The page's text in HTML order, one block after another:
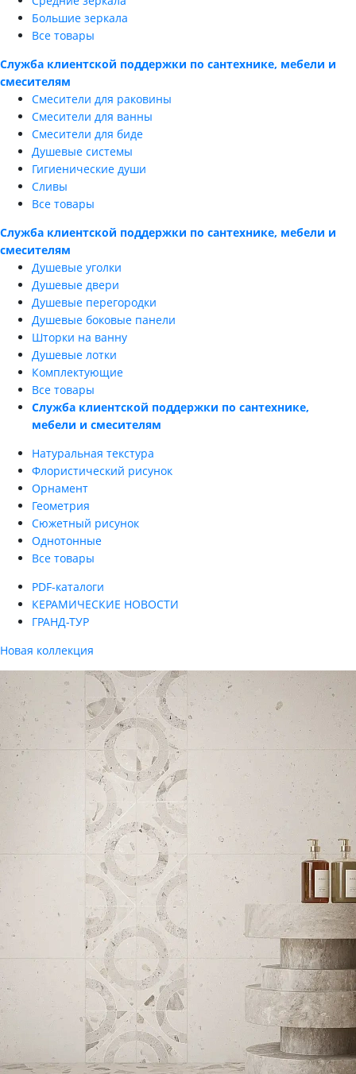
Большие зеркала
Все товары
Служба клиентской поддержки по сантехнике, мебели и
смесителям
Смесители для раковины
Смесители для ванны
Смесители для биде
Душевые системы
Гигиенические души
Сливы
Все товары
Служба клиентской поддержки по сантехнике, мебели и
смесителям
Душевые уголки
Душевые двери
Душевые перегородки
Душевые боковые панели
Шторки на ванну
Душевые лотки
Комплектующие
Все товары
Служба клиентской поддержки по сантехнике,
мебели и смесителям
Натуральная текстура
Флористический рисунок
Орнамент
Геометрия
Сюжетный рисунок
Однотонные
Все товары
PDF-каталоги
КЕРАМИЧЕСКИЕ НОВОСТИ
ГРАНД-ТУР
Новая коллекция